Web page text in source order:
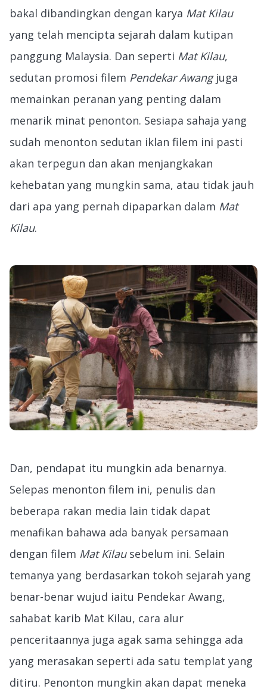
bakal dibandingkan dengan karya Mat Kilau
yang telah mencipta sejarah dalam kutipan
panggung Malaysia. Dan seperti Mat Kilau,
sedutan promosi filem Pendekar Awangjuga
memainkan peranan yang penting dalam
menarik minat penonton. Sesiapa sahaja yang
sudah menonton sedutan iklan filem ini pasti
akan terpegun dan akan menjangkakan
kehebatan yang mungkin sama, atau tidak jauh
dari apa yang pernah dipaparkan dalam Mat
Kilau.
Dan, pendapat itu mungkin ada benarnya.
Selepas menonton filem ini, penulis dan
beberapa rakan media lain tidak dapat
menafikan bahawa ada banyak persamaan
dengan filem Mat Kilau sebelum ini. Selain
temanya yang berdasarkan tokoh sejarah yang
benar-benar wujud iaitu Pendekar Awang,
sahabat karib Mat Kilau, cara alur
penceritaannya juga agak sama sehingga ada
yang merasakan seperti ada satu templat yang
ditiru. Penonton mungkin akan dapat meneka